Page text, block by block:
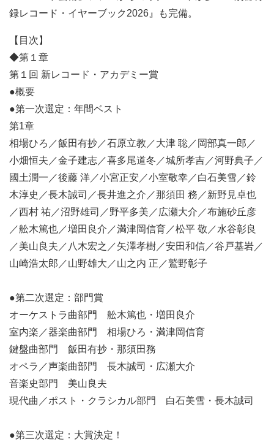
録レコード・イヤーブック2026』も完備。
【目次】
◆第１章
第１回 新レコード・アカデミー賞
●概要
●第一次選定：年間ベスト
第1章
相場ひろ／飯田有抄／石原立教／大津 聡／岡部真一郎／
小畑恒夫／金子建志／喜多尾道冬／城所孝吉／河野典子／
國土潤一／後藤 洋／小宮正安／小室敬幸／白石美雪／鈴
木淳史／長木誠司／長井進之介／那須田 務／新野見卓也
／西村 祐／沼野雄司／野平多美／広瀬大介／布施砂丘彦
／舩木篤也／増田良介／満津岡信育／松平 敬／水谷彰良
／美山良夫／八木宏之／矢澤孝樹／安田和信／谷戸基岩／
山崎浩太郎／山野雄大／山之内 正／鷲野彰子
●第二次選定：部門賞
オーケストラ曲部門 舩木篤也・増田良介
室内楽／器楽曲部門 相場ひろ・満津岡信育
鍵盤曲部門 飯田有抄・那須田務
オペラ／声楽曲部門 長木誠司・広瀬大介
音楽史部門 美山良夫
現代曲／ポスト・クラシカル部門 白石美雪・長木誠司
●第三次選定：大賞決定！